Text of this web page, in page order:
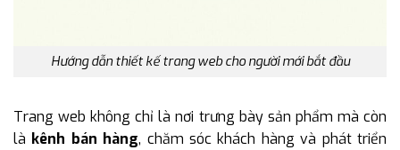
Hướng dẫn thiết kế trang web cho người mới bắt đầu
Trang web không chỉ là nơi trưng bày sản phẩm mà còn
là kênh bán hàng, chăm sóc khách hàng và phát triển